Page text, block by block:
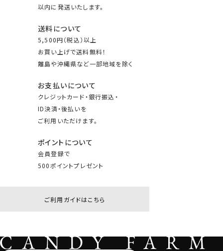
以内に発送いたします。
送料について
5,500円（税込）以上
お買い上げで送料無料！
離島や沖縄県など一部地域を除く
お支払いについて
クレジットカード・銀行振込・
ID決済・後払いを
ご利用いただけます。
ポイントについて
会員登録で
500ポイントプレゼント
ご利用ガイドはこちら